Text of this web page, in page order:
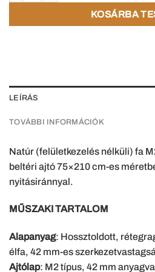
KOSÁRBA
LEÍRÁS
TOVÁBBI INFORMÁCIÓK
Natúr (felületkezelés nélküli) fa
beltéri ajtó 75×210 cm-es
nyitásiránnyal.
MŰSZAKI TARTALOM
Alapanyag: Hossztoldott,
élfa, 42 mm-es
Ajtólap: M2 típus, 42 mm